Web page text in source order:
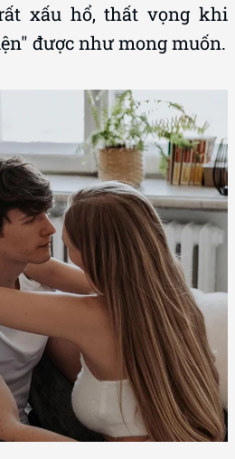
xấu hổ, thất vọng khi
được như mong muốn.